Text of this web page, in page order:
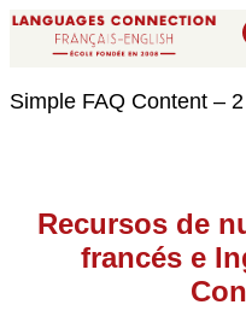
Simple FAQ Content – 2
Recursos de
francés e